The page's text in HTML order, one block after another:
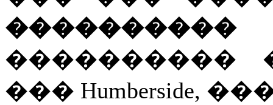
����������
����������
��� Humberside,